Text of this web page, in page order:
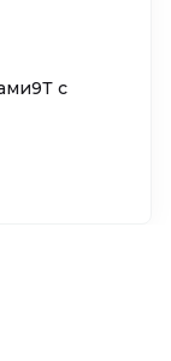
c